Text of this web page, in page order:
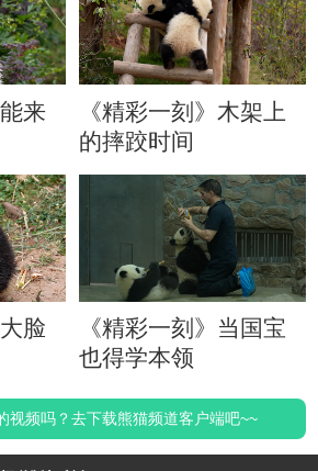
来
《精彩一刻》木架上
的摔跤时间
脸
《精彩一刻》当国宝
也得学本领
视频吗？去下载熊猫频道客户端吧~~